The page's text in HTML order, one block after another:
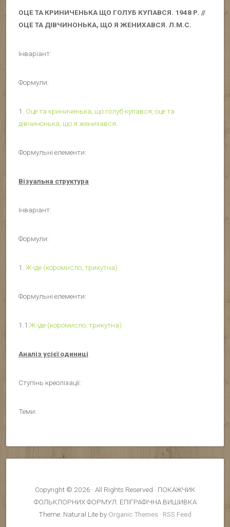
ОЦЕ ТА КРИНИЧЕНЬКА ЩО ГОЛУБ КУПАВСЯ. 1948 Р. //
ОЦЕ ТА ДІВЧИНОНЬКА, ЩО Я ЖЕНИХАВСЯ. Л.М.С.
Інваріант:
Формули:
1. Оце та криниченька, що голуб купався, оце та
дівчинонька, що я женихався
Формульні елементи:
Візуальна структура
Інваріант:
Формули:
1. Ж-іде (коромисло, трикутна)
Формульні елементи:
1.1. Ж-іде (коромисло, трикутна)
Аналіз усієї одиниці
Ступінь креолізації:
Теми:
Copyright © 2026 · All Rights Reserved · ПОКАЖЧИК
ФОЛЬКЛОРНИХ ФОРМУЛ. ЕПІГРАФІЧНА ВИШИВКА
Theme: Natural Lite by Organic Themes · RSS Feed